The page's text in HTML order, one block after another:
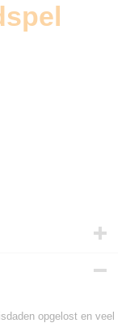
opgelost en veel